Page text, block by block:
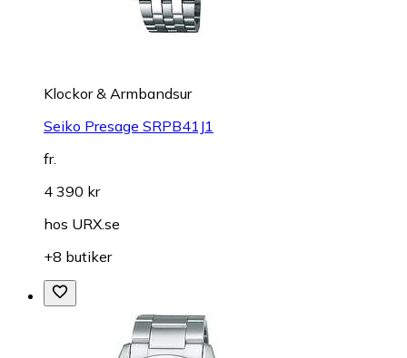
Klockor & Armbandsur
Seiko Presage SRPB41J1
fr.
4 390 kr
hos URX.se
+8 butiker